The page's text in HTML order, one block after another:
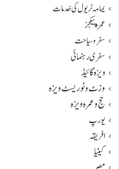
یمامہ ٹریول کی خدمات
عمرہ پیکجز
سفر و سیاحت
سفری رہنمائی
ویزہ گائیڈ
وزٹ و ٹوریسٹ ویزہ
حج و عمرہ ویزہ
یورپ
افریقہ
کینیا